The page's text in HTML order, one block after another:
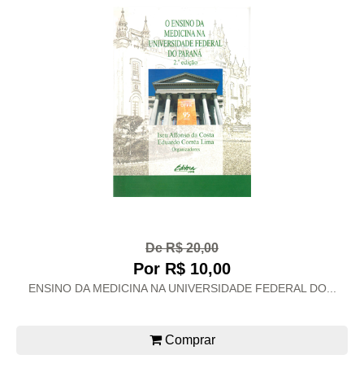
De R$ 20,00
Por R$ 10,00
ENSINO DA MEDICINA NA UNIVERSIDADE FEDERAL DO...
Comprar